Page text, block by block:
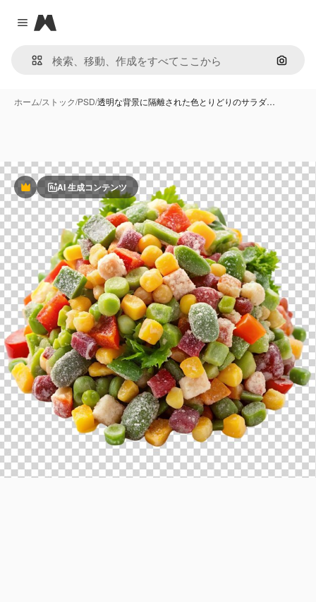
Close menu
Magnific
画像で
ホーム/ストック/PSD/透明な背景に隔離された色とりどりのサラダ…
PremiumAI 生成コンテンツ